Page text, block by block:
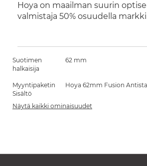
Hoya on maailman suurin
valmistaja 50% osuudella
Suotimen
halkaisija
62 mm
Myyntipaketin
Sisältö
Hoya 62mm Fusion
Näytä kaikki ominaisuudet